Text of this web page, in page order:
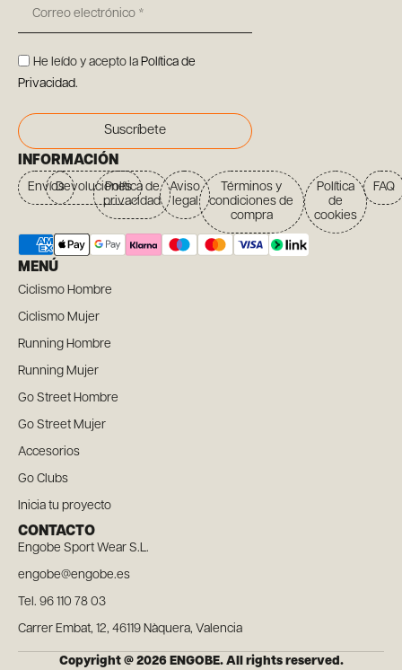
He leído y acepto la Política de
Privacidad.
Suscríbete
INFORMACIÓN
EnvíosDevolucionesPolítica de
privacidad
Aviso
legal
Términos y
condiciones de
compra
Política
de
cookies
FAQ
MENÚ
Ciclismo Hombre
Ciclismo Mujer
Running Hombre
Running Mujer
Go Street Hombre
Go Street Mujer
Accesorios
Go Clubs
Inicia tu proyecto
CONTACTO
Engobe Sport Wear S.L.
engobe@engobe.es
Tel. 96 110 78 03
Carrer Embat, 12, 46119 Nàquera, Valencia
Copyright @ 2026 ENGOBE. All rights reserved.